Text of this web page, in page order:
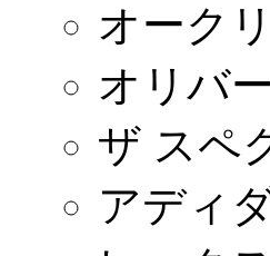
オーク
オリバ
ザ スペ
アディ